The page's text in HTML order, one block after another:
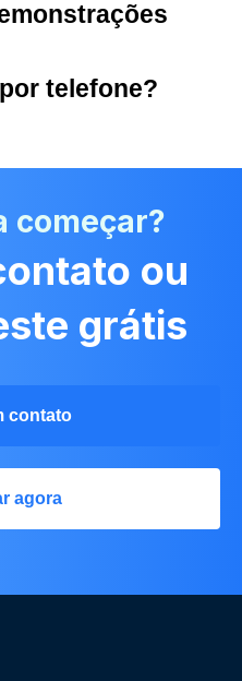
telefone?
começar?
ou
grátis
contato
agora